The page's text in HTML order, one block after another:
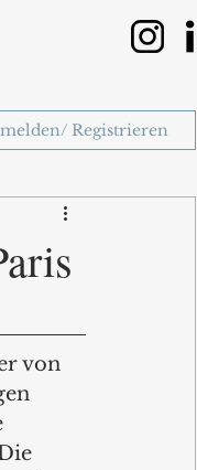
Registrieren
von